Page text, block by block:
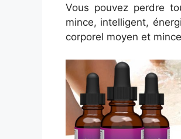
Vous pouvez perdre
mince, intelligent,
corporel moyen et